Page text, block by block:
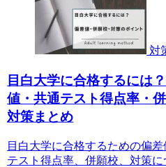
対
目白大学に合格するには
値・共通テスト得点率・併
対策まとめ
目白大学に合格するための偏差
テスト得点率、併願校、対策に